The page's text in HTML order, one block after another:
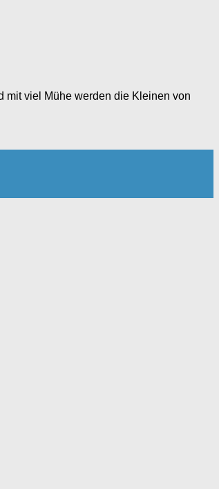
mit viel Mühe werden die Kleinen von